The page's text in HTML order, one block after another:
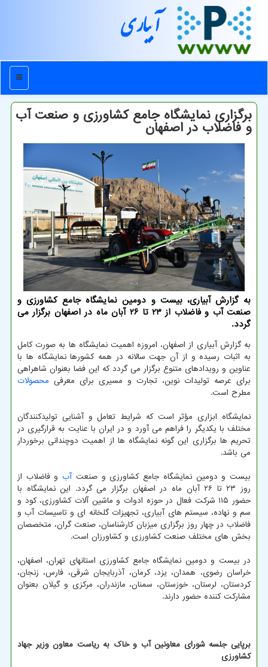
آبیاری
منو
برگزاری نمایشگاه جامع کشاورزی و صنعت آب
و فاضلاب در اصفهان
به گزارش آبیاری، بیست و دومین نمایشگاه جامع کشاورزی و
صنعت آب و فاضلاب از ۲۳ تا ۲۶ آبان ماه در اصفهان برگزار می
گردد.
به گزارش آبیاری از اصفهان، امروزه اهمیت نمایشگاه ها به صورت کامل
به اثبات رسیده و از آن جهت سالانه در همه کشورها نمایشگاه ها با
عناوین و رویدادهای متنوع برگزار می گردد که این فضا بعنوان شاهراهی
برای عرصه تولیدات نوین، تجارت و مسیری برای معرفی محصولات
مطرح است.
نمایشگاه ابزاری مؤثر است که شرایط تعامل و آشنایی تولیدکنندگان
مختلف با یکدیگر را فراهم می آورد و در ایران با عنایت به قرارگیری در
تحریم ها برگزاری این گونه نمایشگاه ها از اهمیت دوچندانی برخوردار
می باشد.
بیست و دومین نمایشگاه جامع کشاورزی و صنعتآب و فاضلاب از
روز ۲۳ تا ۲۶ آبان ماه در اصفهان برگزار می گردد. این نمایشگاه با
حضور ۱۱۵ شرکت فعال در حوزه ادوات و ماشین آلات کشاورزی، کود و
سم و نهاده، سیستم های آبیاری، تجهیزات گلخانه ای و تاسیسات آب و
فاضلاب در چهار روز برگزاری میزبان کارشناسان، صنعت گران، متخصصان
بخش های مختلف صنعت کشاورزی و کشاورزان است.
در بیست و دومین نمایشگاه جامع کشاورزی استانهای تهران، اصفهان،
خراسان رضوی، همدان، یزد، کرمان، آذربایجان شرقی، فارس، زنجان،
کردستان، لرستان، خوزستان، سمنان، مازندران، مرکزی و گیلان بعنوان
مشارکت کننده حضور دارند.
برپایی جلسه شورای معاونین آب و خاک به ریاست معاون وزیر جهاد
کشاورزی